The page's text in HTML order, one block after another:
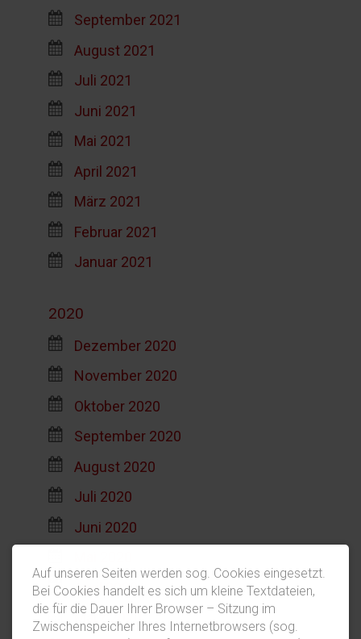
September 2021
August 2021
Juli 2021
Juni 2021
Mai 2021
April 2021
März 2021
Februar 2021
Januar 2021
2020
Dezember 2020
November 2020
Oktober 2020
September 2020
August 2020
Juli 2020
Juni 2020
April 2020
März 2020
Auf unseren Seiten werden sog. Cookies eingesetzt.
Bei Cookies handelt es sich um kleine Textdateien,
die für die Dauer Ihrer Browser – Sitzung im
Zwischenspeicher Ihres Internetbrowsers (sog.